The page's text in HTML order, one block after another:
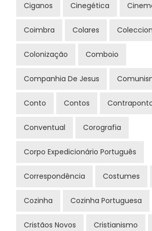
Ciganos Cinegética
Coimbra Colares
Colonização Comboio
Companhia De Jesus
Conto Contos
Conventual Corografia
Corpo Expedicionário Português
Correspondência Costumes
Cozinha Cozinha Portuguesa
Cristãos Novos Cristianismo